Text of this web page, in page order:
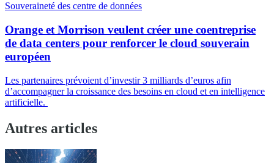
Souveraineté des centre de données
Orange et Morrison veulent créer une coentreprise
de data centers pour renforcer le cloud souverain
européen
Les partenaires prévoient d’investir 3 milliards d’euros afin
d’accompagner la croissance des besoins en cloud et en intelligence
artificielle.
Autres articles